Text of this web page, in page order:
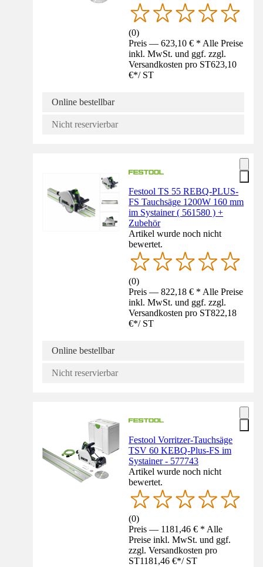
(0)
Preis — 623,10 € * Alle Preise
inkl. MwSt. und ggf. zzgl.
Versandkosten pro ST623,10
€*/ ST
Online bestellbar
Nicht reservierbar
Festool TS 55 REBQ-PLUS-
FS Tauchsäge 1200W 160 mm
im Systainer ( 561580 ) +
Zubehör
Artikel wurde noch nicht
bewertet.
(0)
Preis — 822,18 € * Alle Preise
inkl. MwSt. und ggf. zzgl.
Versandkosten pro ST822,18
€*/ ST
Online bestellbar
Nicht reservierbar
Festool Vorritzer-Tauchsäge
TSV 60 KEBQ-Plus-FS im
Systainer - 577743
Artikel wurde noch nicht
bewertet.
(0)
Preis — 1181,46 € * Alle
Preise inkl. MwSt. und ggf.
zzgl. Versandkosten pro
ST1181,46 €*/ ST